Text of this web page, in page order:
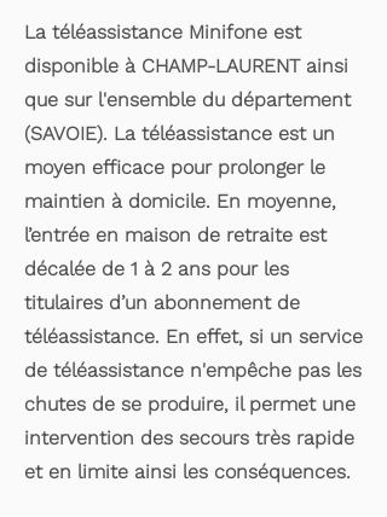
La téléassistance Minifone est
disponible à CHAMP-LAURENT ainsi
que sur l'ensemble du département
(SAVOIE). La téléassistance est un
moyen efficace pour prolonger le
maintien à domicile. En moyenne,
l’entrée en maison de retraite est
décalée de 1 à 2 ans pour les
titulaires d’un abonnement de
téléassistance. En effet, si un service
de téléassistance n'empêche pas les
chutes de se produire, il permet une
intervention des secours très rapide
et en limite ainsi les conséquences.